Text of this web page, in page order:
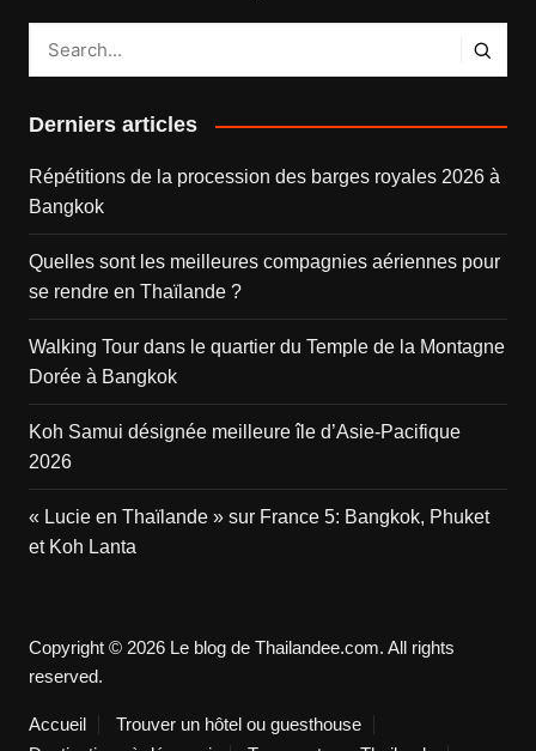
Derniers articles
Répétitions de la procession des barges royales 2026 à
Bangkok
Quelles sont les meilleures compagnies aériennes pour
se rendre en Thaïlande ?
Walking Tour dans le quartier du Temple de la Montagne
Dorée à Bangkok
Koh Samui désignée meilleure île d’Asie-Pacifique
2026
« Lucie en Thaïlande » sur France 5: Bangkok, Phuket
et Koh Lanta
Copyright © 2026 Le blog de Thailandee.com. All rights
reserved.
Accueil
Trouver un hôtel ou guesthouse